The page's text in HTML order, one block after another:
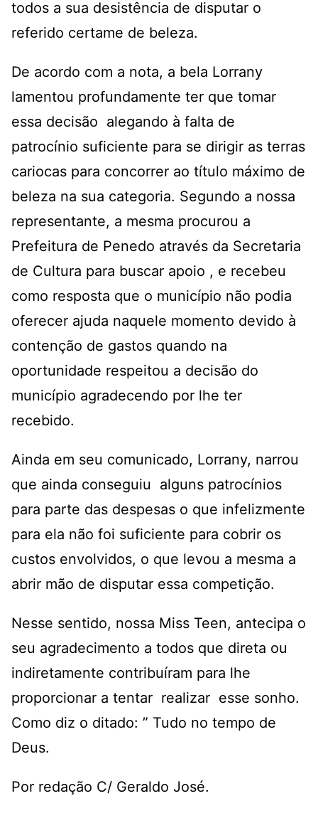
todos a sua desistência de disputar o
referido certame de beleza.
De acordo com a nota, a bela Lorrany
lamentou profundamente ter que tomar
essa decisão alegando à falta de
patrocínio suficiente para se dirigir as terras
cariocas para concorrer ao título máximo de
beleza na sua categoria. Segundo a nossa
representante, a mesma procurou a
Prefeitura de Penedo através da Secretaria
de Cultura para buscar apoio , e recebeu
como resposta que o município não podia
oferecer ajuda naquele momento devido à
contenção de gastos quando na
oportunidade respeitou a decisão do
município agradecendo por lhe ter
recebido.
Ainda em seu comunicado, Lorrany, narrou
que ainda conseguiu alguns patrocínios
para parte das despesas o que infelizmente
para ela não foi suficiente para cobrir os
custos envolvidos, o que levou a mesma a
abrir mão de disputar essa competição.
Nesse sentido, nossa Miss Teen, antecipa o
seu agradecimento a todos que direta ou
indiretamente contribuíram para lhe
proporcionar a tentar realizar esse sonho.
Como diz o ditado: ” Tudo no tempo de
Deus.
Por redação C/ Geraldo José.